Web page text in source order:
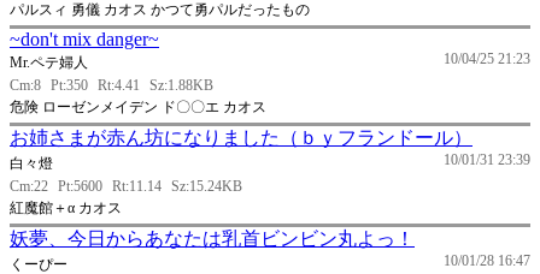
パルスィ 勇儀 カオス かつて勇パルだったもの
~don't mix danger~
10/04/25 21:23
Mr.ペテ婦人
Cm:8 Pt:350 Rt:4.41
Sz:1.88KB
危険 ローゼンメイデン ド〇〇エ カオス
お姉さまが赤ん坊になりました（ｂｙフランドール）
10/01/31 23:39
白々燈
Cm:22 Pt:5600 Rt:11.14 Sz:15.24KB
紅魔館＋α カオス
妖夢、今日からあなたは乳首ビンビン丸よっ！
10/01/28 16:47
くーぴー